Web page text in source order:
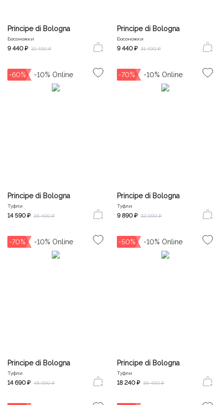
Principe di Bologna
Босоножки
9 440 ₽ 31 490 ₽
Principe di Bologna
Босоножки
9 440 ₽ 31 490 ₽
-60%
Principe di Bologna
Туфли
14 590 ₽ 36 490 ₽
-70%
Principe di Bologna
Туфли
9 890 ₽ 32 990 ₽
-70%
Principe di Bologna
Туфли
14 690 ₽ 48 990 ₽
-50%
Principe di Bologna
Туфли
18 240 ₽ 36 490 ₽